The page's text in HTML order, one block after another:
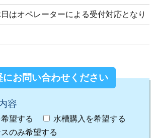
はオペレーターによる受付対応となり
にお問い合わせください
容
望する
水槽購入を希望する
のみ希望する